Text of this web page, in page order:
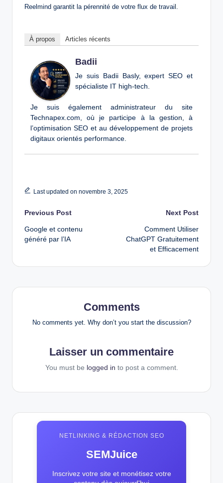
Reelmind garantit la pérennité de votre flux de travail.
À propos Articles récents
Badii
Je suis Badii Basly, expert SEO et
spécialiste IT high-tech.
Je suis également administrateur du site
Technapex.com, où je participe à la gestion, à
l’optimisation SEO et au développement de projets
digitaux orientés performance.
Last updated on novembre 3, 2025
Post
navigation
Previous Post
Google et contenu
généré par l’IA
Next Post
Comment Utiliser
ChatGPT Gratuitement
et Efficacement
Comments
No comments yet. Why don’t you start the discussion?
Laisser un commentaire
You must be logged in to post a comment.
NETLINKING & RÉDACTION SEO
SEMJuice
Inscrivez votre site et monétisez votre